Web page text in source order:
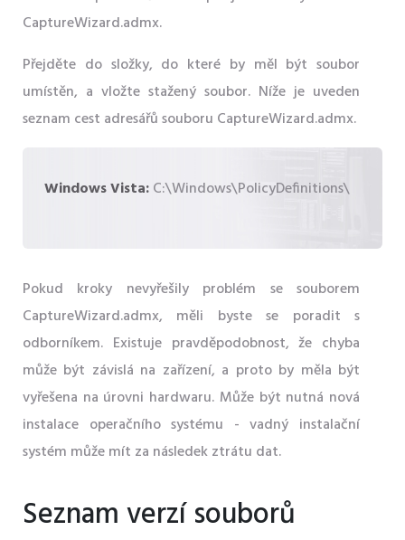
CaptureWizard.admx.
Přejděte do složky, do které by měl být soubor
umístěn, a vložte stažený soubor. Níže je uveden
seznam cest adresářů souboru CaptureWizard.admx.
Windows Vista:C:\Windows\PolicyDefinitions\
Pokud kroky nevyřešily problém se souborem
CaptureWizard.admx, měli byste se poradit s
odborníkem. Existuje pravděpodobnost, že chyba
může být závislá na zařízení, a proto by měla být
vyřešena na úrovni hardwaru. Může být nutná nová
instalace operačního systému - vadný instalační
systém může mít za následek ztrátu dat.
Seznam verzí souborů